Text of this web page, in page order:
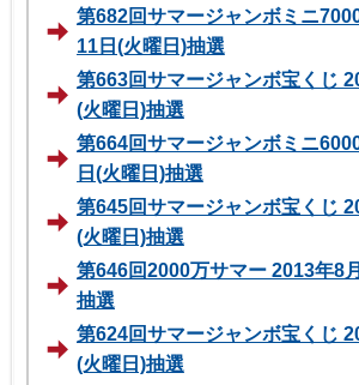
第682回サマージャンボミニ
11日(火曜日)抽選
第663回サマージャンボ宝くじ
(火曜日)抽選
第664回サマージャンボミニ
日(火曜日)抽選
第645回サマージャンボ宝くじ
(火曜日)抽選
第646回2000万サマー 2013年8
抽選
第624回サマージャンボ宝くじ
(火曜日)抽選